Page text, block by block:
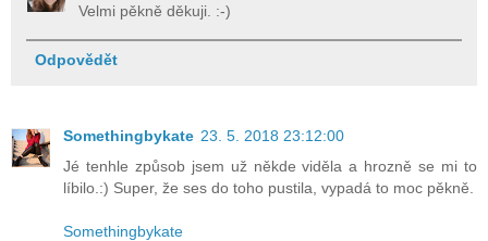
Velmi pěkně děkuji. :-)
Odpovědět
Somethingbykate 23. 5. 2018 23:12:00
Jé tenhle způsob jsem už někde viděla a hrozně se mi to
líbilo.:) Super, že ses do toho pustila, vypadá to moc pěkně.
Somethingbykate